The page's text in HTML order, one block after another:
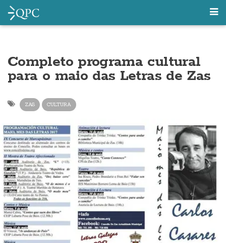
Completo programa cultural
para o maio das Letras de Zas
ZAS CULTURA